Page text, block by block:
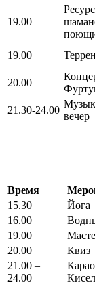
19.00
19.00
20.00
21.30-24.00
вечер
Время
15.30
Йога
16.00
19.00
20.00
Квиз
21.00 –
24.00